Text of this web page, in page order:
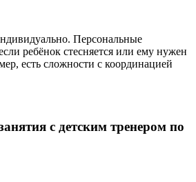
Персональные
ребёнок стесняется или ему нужен
есть сложности с координацией
с детским тренером по